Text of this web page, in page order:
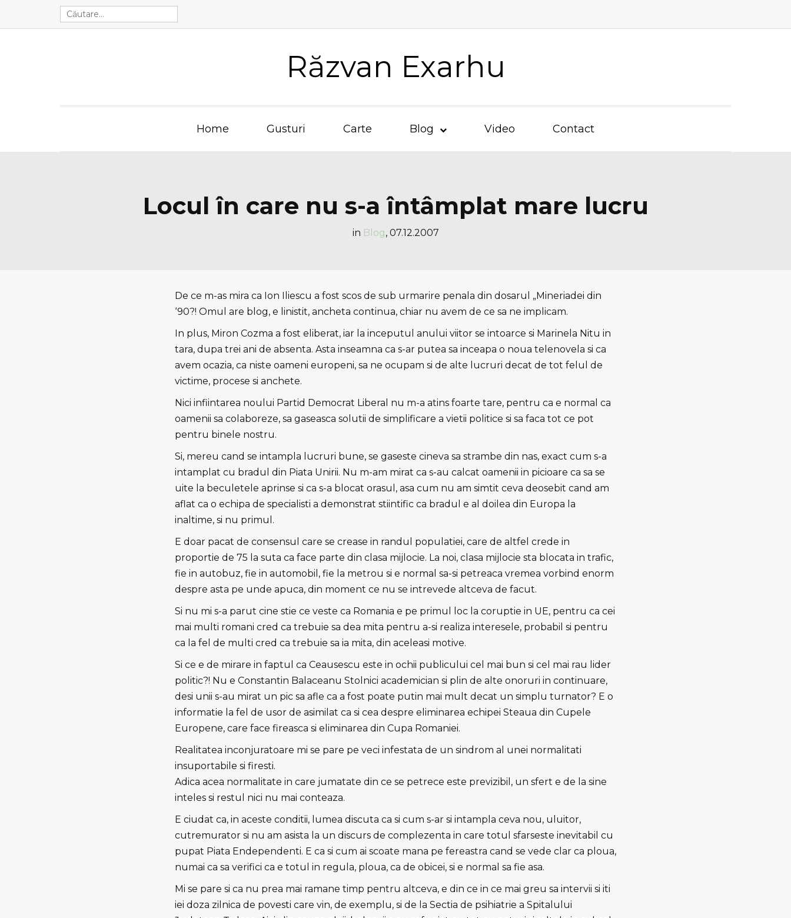
Răzvan Exarhu
Home Gusturi Carte Blog Video Contact
Locul în care nu s-a întâmplat mare lucru
in Blog, 07.12.2007
De ce m-as mira ca Ion Iliescu a fost scos de sub urmarire penala din dosarul „Mineriadei din
‘90?! Omul are blog, e linistit, ancheta continua, chiar nu avem de ce sa ne implicam.
In plus, Miron Cozma a fost eliberat, iar la inceputul anului viitor se intoarce si Marinela Nitu in
tara, dupa trei ani de absenta. Asta inseamna ca s-ar putea sa inceapa o noua telenovela si ca
avem ocazia, ca niste oameni europeni, sa ne ocupam si de alte lucruri decat de tot felul de
victime, procese si anchete.
Nici infiintarea noului Partid Democrat Liberal nu m-a atins foarte tare, pentru ca e normal ca
oamenii sa colaboreze, sa gaseasca solutii de simplificare a vietii politice si sa faca tot ce pot
pentru binele nostru.
Si, mereu cand se intampla lucruri bune, se gaseste cineva sa strambe din nas, exact cum s-a
intamplat cu bradul din Piata Unirii. Nu m-am mirat ca s-au calcat oamenii in picioare ca sa se
uite la beculetele aprinse si ca s-a blocat orasul, asa cum nu am simtit ceva deosebit cand am
aflat ca o echipa de specialisti a demonstrat stiintific ca bradul e al doilea din Europa la
inaltime, si nu primul.
E doar pacat de consensul care se crease in randul populatiei, care de altfel crede in
proportie de 75 la suta ca face parte din clasa mijlocie. La noi, clasa mijlocie sta blocata in trafic,
fie in autobuz, fie in automobil, fie la metrou si e normal sa-si petreaca vremea vorbind enorm
despre asta pe unde apuca, din moment ce nu se intrevede altceva de facut.
Si nu mi s-a parut cine stie ce veste ca Romania e pe primul loc la coruptie in UE, pentru ca cei
mai multi romani cred ca trebuie sa dea mita pentru a-si realiza interesele, probabil si pentru
ca la fel de multi cred ca trebuie sa ia mita, din aceleasi motive.
Si ce e de mirare in faptul ca Ceausescu este in ochii publicului cel mai bun si cel mai rau lider
politic?! Nu e Constantin Balaceanu Stolnici academician si plin de alte onoruri in continuare,
desi unii s-au mirat un pic sa afle ca a fost poate putin mai mult decat un simplu turnator? E o
informatie la fel de usor de asimilat ca si cea despre eliminarea echipei Steaua din Cupele
Europene, care face fireasca si eliminarea din Cupa Romaniei.
Realitatea inconjuratoare mi se pare pe veci infestata de un sindrom al unei normalitati
insuportabile si firesti.
Adica acea normalitate in care jumatate din ce se petrece este previzibil, un sfert e de la sine
inteles si restul nici nu mai conteaza.
E ciudat ca, in aceste conditii, lumea discuta ca si cum s-ar si intampla ceva nou, uluitor,
cutremurator si nu am asista la un discurs de complezenta in care totul sfarseste inevitabil cu
pupat Piata Endependenti. E ca si cum ai scoate mana pe fereastra cand se vede clar ca ploua,
numai ca sa verifici ca e totul in regula, ploua, ca de obicei, si e normal sa fie asa.
Mi se pare si ca nu prea mai ramane timp pentru altceva, e din ce in ce mai greu sa intervii si iti
iei doza zilnica de povesti care vin, de exemplu, si de la Sectia de psihiatrie a Spitalului